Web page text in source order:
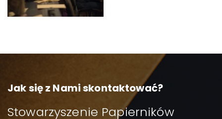
Jak się z Nami skontaktować?
Stowarzyszenie Papierników